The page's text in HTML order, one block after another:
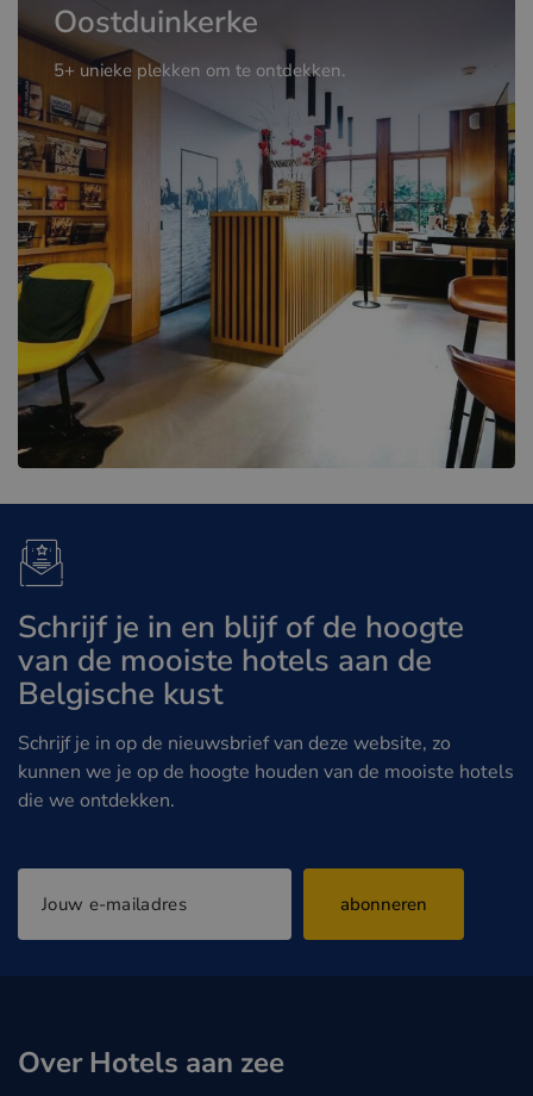
Oostduinkerke
5+ unieke plekken om te ontdekken.
Schrijf je in en blijf of de hoogte
van de mooiste hotels aan de
Belgische kust
Schrijf je in op de nieuwsbrief van deze website, zo
kunnen we je op de hoogte houden van de mooiste hotels
die we ontdekken.
abonneren
Over Hotels aan zee